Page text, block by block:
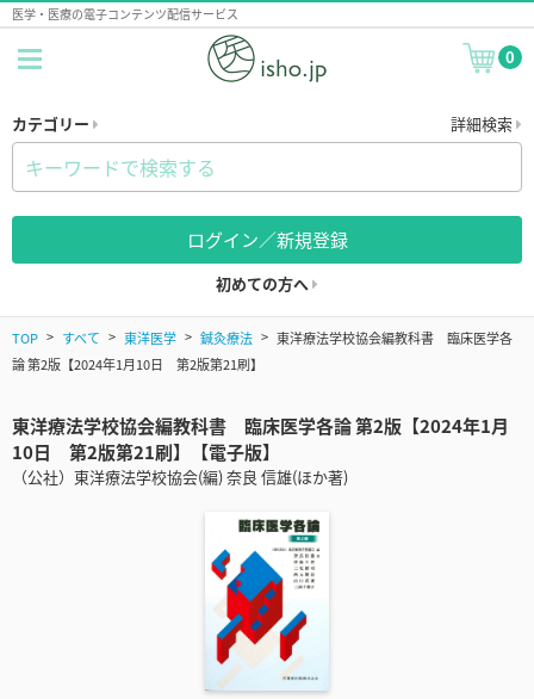
医学・医療の電子コンテンツ配信サービス
0
カテゴリー 詳細検索
ログイン／新規登録
初めての方へ
TOP すべて 東洋医学 鍼灸療法
東洋療法学校協会編教科書 臨床医学各
論 第2版【2024年1月10日 第2版第21刷】
東洋療法学校協会編教科書 臨床医学各論 第2版【2024年1月
10日 第2版第21刷】【電子版】
（公社）東洋療法学校協会(編) 奈良 信雄(ほか著)